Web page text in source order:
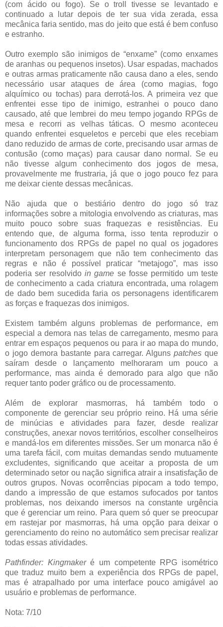
(com ácido ou fogo). Se o troll tivesse se levantado e
continuado a lutar depois de ter sua vida zerada, essa
mecânica faria sentido, mas do jeito que está é bem confuso
e estranho.
Outro exemplo são inimigos de “enxame” (como enxames
de aranhas ou pequenos insetos). Usar espadas, machados
e outras armas praticamente não causa dano a eles, sendo
necessário usar ataques de área (como magias, fogo
alquímico ou tochas) para derrotá-los. A primeira vez que
enfrentei esse tipo de inimigo, estranhei o pouco dano
causado, até que lembrei do meu tempo jogando RPGs de
mesa e recorri as velhas táticas. O mesmo aconteceu
quando enfrentei esqueletos e percebi que eles recebiam
dano reduzido de armas de corte, precisando usar armas de
contusão (como maças) para causar dano normal. Se eu
não tivesse algum conhecimento dos jogos de mesa,
provavelmente me frustraria, já que o jogo pouco fez para
me deixar ciente dessas mecânicas.
Não ajuda que o bestiário dentro do jogo só traz
informações sobre a mitologia envolvendo as criaturas, mas
muito pouco sobre suas fraquezas e resistências. Eu
entendo que, de alguma forma, isso tenta reproduzir o
funcionamento dos RPGs de papel no qual os jogadores
interpretam personagem que não tem conhecimento das
regras e não é possível praticar “metajogo”, mas isso
poderia ser resolvido in game se fosse permitido um teste
de conhecimento a cada criatura encontrada, uma rolagem
de dado bem sucedida faria os personagens identificarem
as forças e fraquezas dos inimigos.
Existem também alguns problemas de performance, em
especial a demora nas telas de carregamento, mesmo para
entrar em espaços pequenos ou para ir ao mapa do mundo,
o jogo demora bastante para carregar. Algunspatches que
saíram desde o lançamento melhoraram um pouco a
performance, mas ainda é demorado para algo que não
requer tanto poder gráfico ou de processamento.
Além de explorar masmorras, há também todo o
componente de gerenciar seu próprio reino. Há uma série
de minúcias e atividades para fazer, desde realizar
construções, anexar novos territórios, escolher conselheiros
e mandá-los em diferentes missões. Ser um monarca não é
uma tarefa fácil, com muitas demandas sendo mutuamente
excludentes, significando que aceitar a proposta de um
determinado setor ou nação significa atrair a insatisfação de
outros grupos. Novas ocorrências pipocam a todo tempo,
dando a impressão de que estamos sufocados por tantos
problemas, nos deixando imersos na constante urgência
que é gerenciar um reino. Para quem só quer se preocupar
em rastejar por masmorras, há uma opção para deixar o
gerenciamento do reino no automático sem precisar realizar
todas essas atividades.
Pathfinder: Kingmakeré um competente RPG isométrico
que traduz muito bem a experiência dos RPGs de papel,
mas é atrapalhado por uma interface pouco amigável ao
usuário e problemas de performance.
Nota: 7/10